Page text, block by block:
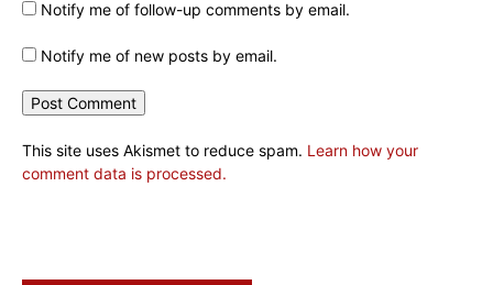
Notify me of follow-up comments by email.
Notify me of new posts by email.
This site uses Akismet to reduce spam. Learn how your
comment data is processed.